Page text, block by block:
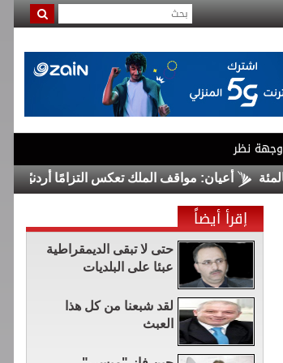
وجهة نظر
أعيان: مواقف الملك تعكس التزامًا أردنيًا راسخًا
إقرأ أيضاً
حتى لا تبقى الديمقراطية
عبئا على البلديات
لقد شبعنا من كل هذا
العبث